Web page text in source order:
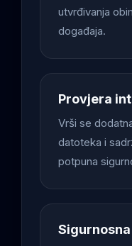
utvrđivanja
događaja.
Provjera
Vrši se
datoteka i
potpuna